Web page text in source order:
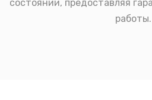
состоянии, предоставляя
работы.